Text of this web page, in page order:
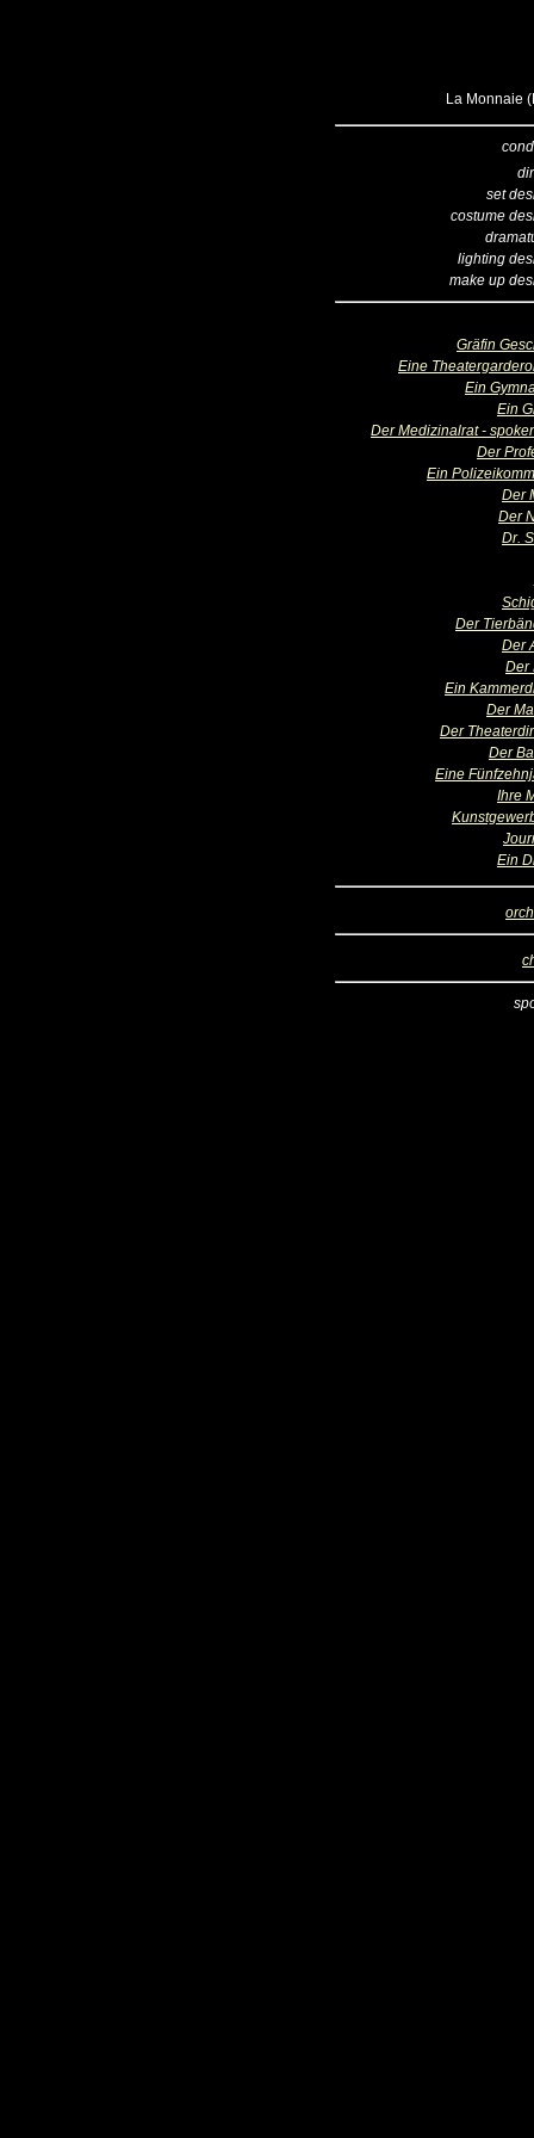
La Monnaie
set
costume
lighting
make up
Gräfin
Eine
Ein
Ein
Der Medizinalrat -
Der
Ein
Der
Der
Dr.
Der
Der
Der
Ein
Der
Der
Der
Eine
Ihre
Ein